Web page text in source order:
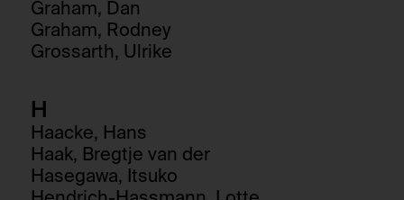
Graham, Dan
Graham, Rodney
Grossarth, Ulrike
H
Haacke, Hans
Haak, Bregtje van der
Hasegawa, Itsuko